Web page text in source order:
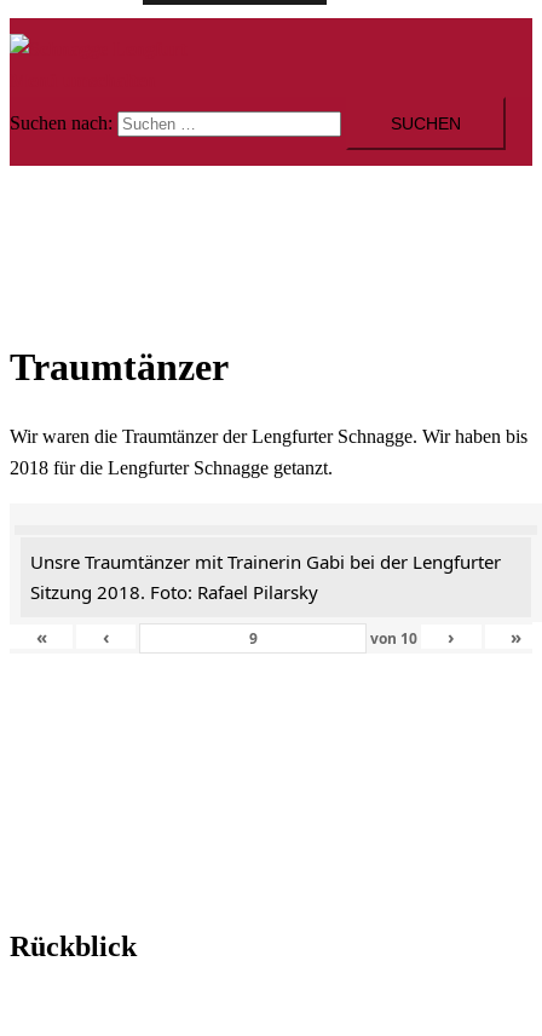
Suchen nach:
Traumtänzer
Wir waren die Traumtänzer der Lengfurter Schnagge. Wir haben bis
2018 für die Lengfurter Schnagge getanzt.
Unsre Traumtänzer mit Trainerin Gabi bei der Lengfurter
Sitzung 2018. Foto: Rafael Pilarsky
«
‹ von 10 › »
Rückblick